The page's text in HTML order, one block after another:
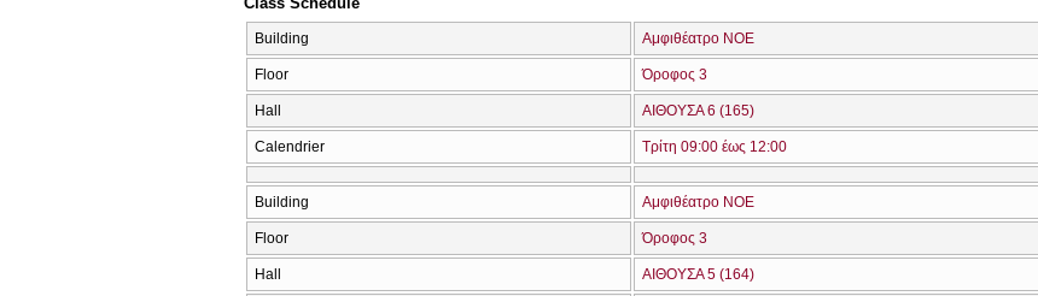
Building Αμφιθέατρο ΝΟΕ
Floor Όροφος 3
Hall ΑΙΘΟΥΣΑ 6 (165)
Calendrier Τρίτη 09:00 έως 12:00
Building Αμφιθέατρο ΝΟΕ
Floor Όροφος 3
Hall ΑΙΘΟΥΣΑ 5 (164)